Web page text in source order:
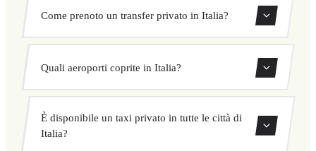
Come prenoto un transfer privato in Italia?
Usa il nostro modulo di prenotazione per cercare transfer
in tutto Italia. Inserisci punto di ritiro e destinazione per
ottenere subito un preventivo a prezzo fisso.
Quali aeroporti coprite in Italia?
Copriamo 15 aeroporti in Italia, sia internazionali che
regionali. Consulta l'elenco completo qui sopra.
È disponibile un taxi privato in tutte le città di
Italia?